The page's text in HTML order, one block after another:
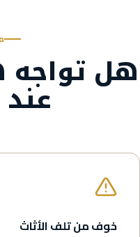
هل تواجه
خوف من تلف الأثاث